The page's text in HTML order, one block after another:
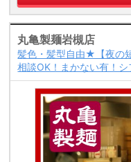
丸亀製麺岩槻店
髪色・髪型自由★【夜の
相談OK！まかない有！